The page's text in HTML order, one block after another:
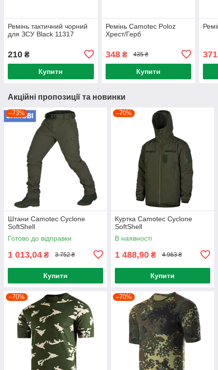
Ремінь тактичний чорний
для ЗСУ Black 11317
210 ₴
Купити
Ремінь Camotec Poloz
Хрест/Герб
348₴ 435 ₴
Купити
Акційні пропозиції та новинки
–73%
Штани Camotec Cyclone
SoftShell
Готово до відправки
1 013,04 ₴ 3 752 ₴
Купити
–70%
Куртка Camotec Cyclone
SoftShell
В наявності
1 488,90 ₴ 4 963 ₴
Купити
–70% –70%